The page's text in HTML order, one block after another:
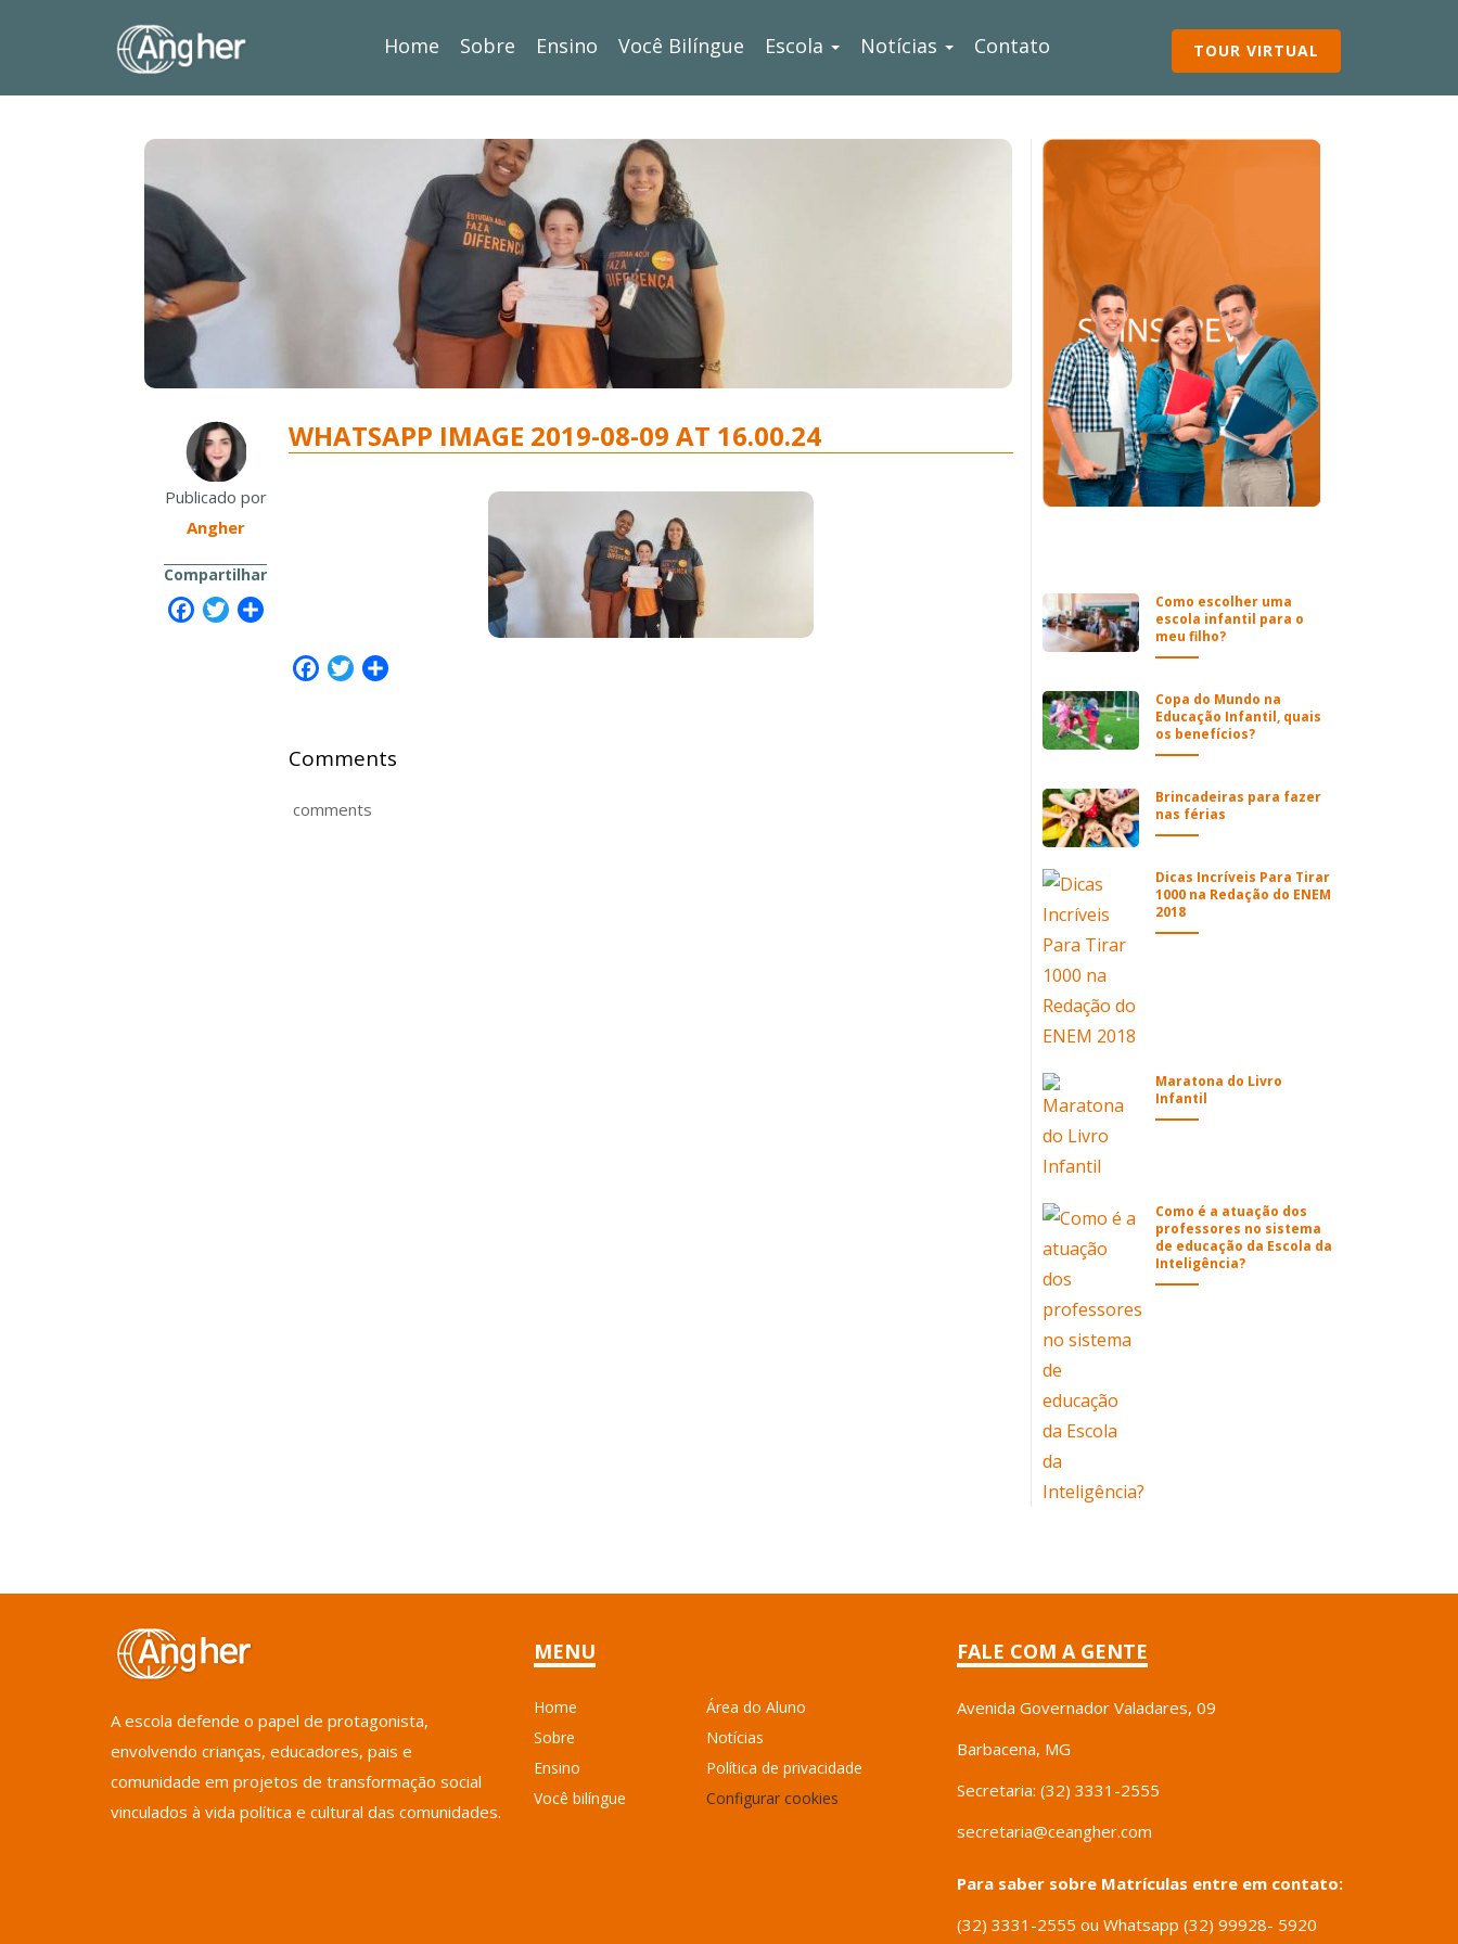
Home Sobre Ensino Você Bilíngue Escola Notícias Contato TOUR VIRTUAL
Publicado por
Angher
Compartilhar
Facebook
TwitterShare
WHATSAPP IMAGE 2019-08-09 AT 16.00.24
Facebook
TwitterShare
Comments
comments
Como escolher uma
escola infantil para o
meu filho?
Copa do Mundo na
Educação Infantil, quais
os benefícios?
Brincadeiras para fazer
nas férias
Dicas Incríveis Para Tirar
1000 na Redação do ENEM
2018
Maratona do Livro
Infantil
Como é a atuação dos
professores no sistema
de educação da Escola da
Inteligência?
A escola defende o papel de protagonista,
envolvendo crianças, educadores, pais e
comunidade em projetos de transformação social
vinculados à vida política e cultural das comunidades.
MENU
Home
Sobre
Ensino
Você bilíngue
Área do Aluno
Notícias
Política de privacidade
Configurar cookies
FALE COM A GENTE
Avenida Governador Valadares, 09
Barbacena, MG
Secretaria: (32) 3331-2555
secretaria@ceangher.com
Para saber sobre Matrículas entre em contato:
(32) 3331-2555 ou Whatsapp (32) 99928- 5920